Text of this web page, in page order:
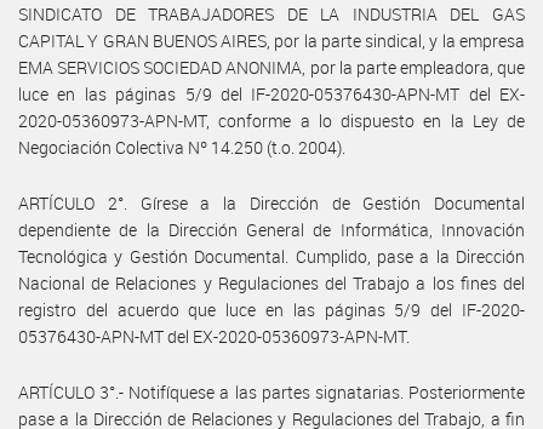
SINDICATO DE TRABAJADORES DE LA INDUSTRIA DEL GAS
CAPITAL Y GRAN BUENOS AIRES, por la parte sindical, y la empresa
EMA SERVICIOS SOCIEDAD ANONIMA, por la parte empleadora, que
luce en las páginas 5/9 del IF-2020-05376430-APN-MT del EX-
2020-05360973-APN-MT, conforme a lo dispuesto en la Ley de
Negociación Colectiva Nº 14.250 (t.o. 2004).
ARTÍCULO 2°. Gírese a la Dirección de Gestión Documental
dependiente de la Dirección General de Informática, Innovación
Tecnológica y Gestión Documental. Cumplido, pase a la Dirección
Nacional de Relaciones y Regulaciones del Trabajo a los fines del
registro del acuerdo que luce en las páginas 5/9 del IF-2020-
05376430-APN-MT del EX-2020-05360973-APN-MT.
ARTÍCULO 3°.- Notifíquese a las partes signatarias. Posteriormente
pase a la Dirección de Relaciones y Regulaciones del Trabajo, a fin